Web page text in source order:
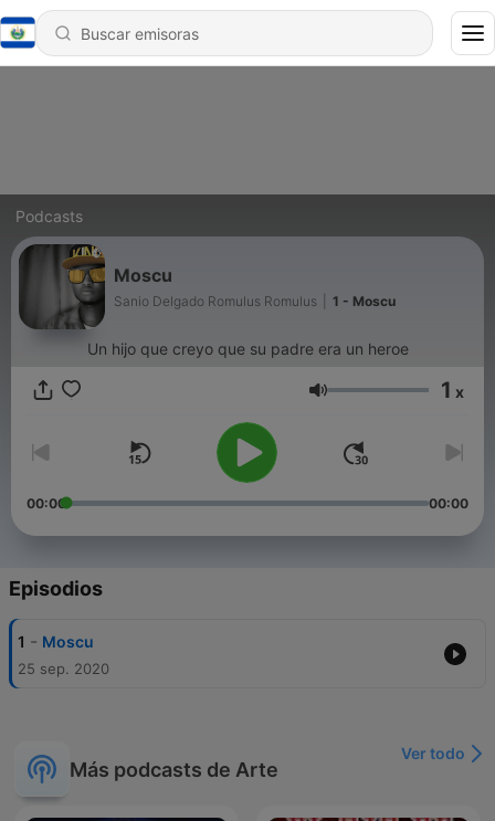
Podcasts
Moscu
Sanio Delgado Romulus Romulus 1 - Moscu
Un hijo que creyo que su padre era un heroe
Volumen 1 x
00:00 00:00
Episodios
1 - Moscu
25 sep. 2020
Más podcasts de Arte
Ver todo